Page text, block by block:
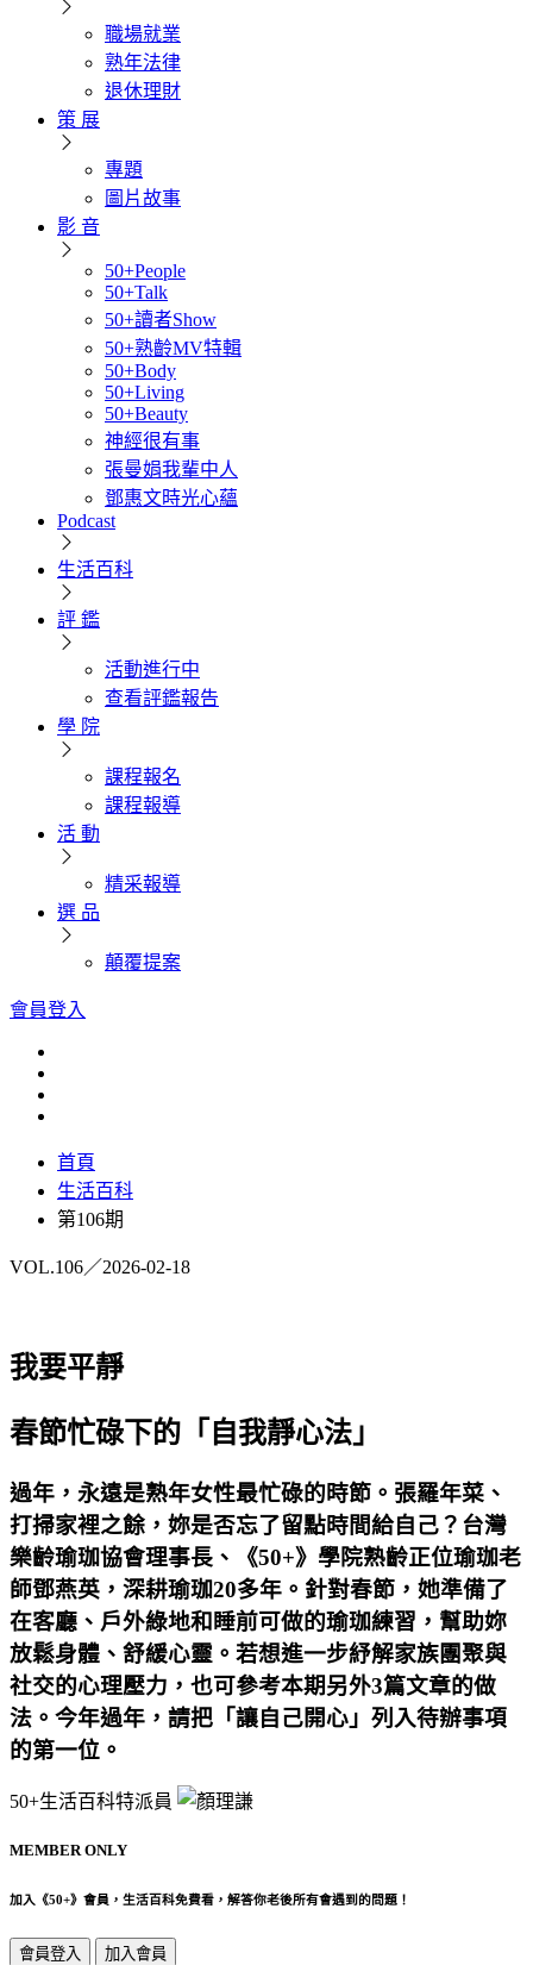
職場就業
熟年法律
退休理財
策 展
專題
圖片故事
影 音
50+People
50+Talk
50+讀者Show
50+熟齡MV特輯
50+Body
50+Living
50+Beauty
神經很有事
張曼娟我輩中人
鄧惠文時光心蘊
Podcast
生活百科
評 鑑
活動進行中
查看評鑑報告
學 院
課程報名
課程報導
活 動
精采報導
選 品
顛覆提案
會員登入
首頁
生活百科
第106期
VOL.106／2026-02-18
我要平靜
春節忙碌下的「自我靜心法」
過年，永遠是熟年女性最忙碌的時節。張羅年菜、
打掃家裡之餘，妳是否忘了留點時間給自己？台灣
樂齡瑜珈協會理事長、《50+》學院熟齡正位瑜珈老
師鄧燕英，深耕瑜珈20多年。針對春節，她準備了
在客廳、戶外綠地和睡前可做的瑜珈練習，幫助妳
放鬆身體、舒緩心靈。若想進一步紓解家族團聚與
社交的心理壓力，也可參考本期另外3篇文章的做
法。今年過年，請把「讓自己開心」列入待辦事項
的第一位。
50+生活百科特派員
MEMBER ONLY
加入《50+》會員，生活百科免費看，解答你老後所有會遇到的問題！
會員登入 加入會員